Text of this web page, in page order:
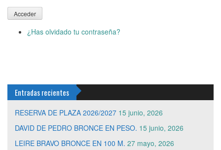
Acceder
¿Has olvidado tu contraseña?
Entradas recientes
RESERVA DE PLAZA 2026/2027 15 junio, 2026
DAVID DE PEDRO BRONCE EN PESO. 15 junio, 2026
LEIRE BRAVO BRONCE EN 100 M. 27 mayo, 2026